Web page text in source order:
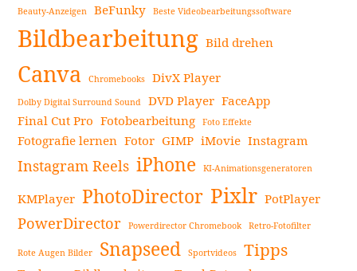
Seitenleiste
Beauty-Anzeigen BeFunky Beste Videobearbeitungssoftware
Bildbearbeitung Bild drehen
Canva Chromebooks DivX Player
Dolby Digital Surround Sound DVD Player FaceApp
Final Cut Pro Fotobearbeitung Foto Effekte
Fotografie lernen Fotor GIMP iMovie Instagram
Instagram Reels iPhone KI-Animationsgeneratoren
KMPlayer PhotoDirector Pixlr PotPlayer
PowerDirector Powerdirector Chromebook Retro-Fotofilter
Rote Augen Bilder Snapseed Sportvideos Tipps